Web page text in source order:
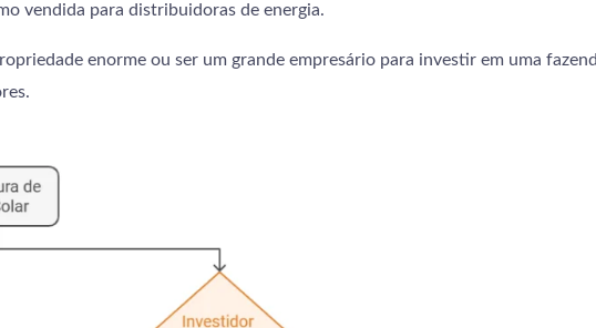
vendida para distribuidoras de energia.
enorme ou ser um grande empresário para investir em uma